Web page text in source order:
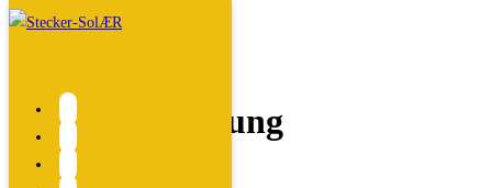
Zum
Sammelbestellung
Start